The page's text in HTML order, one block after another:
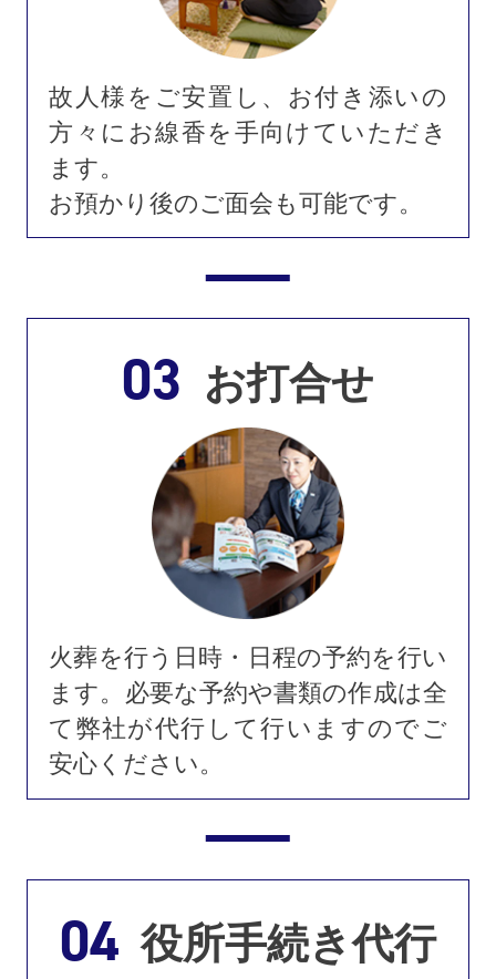
故人様をご安置し、お付き添いの
方々にお線香を手向けていただき
ます。
お預かり後のご面会も可能です。
03 お打合せ
火葬を行う日時・日程の予約を行い
ます。必要な予約や書類の作成は全
て弊社が代行して行いますのでご
安心ください。
04 役所手続き代行